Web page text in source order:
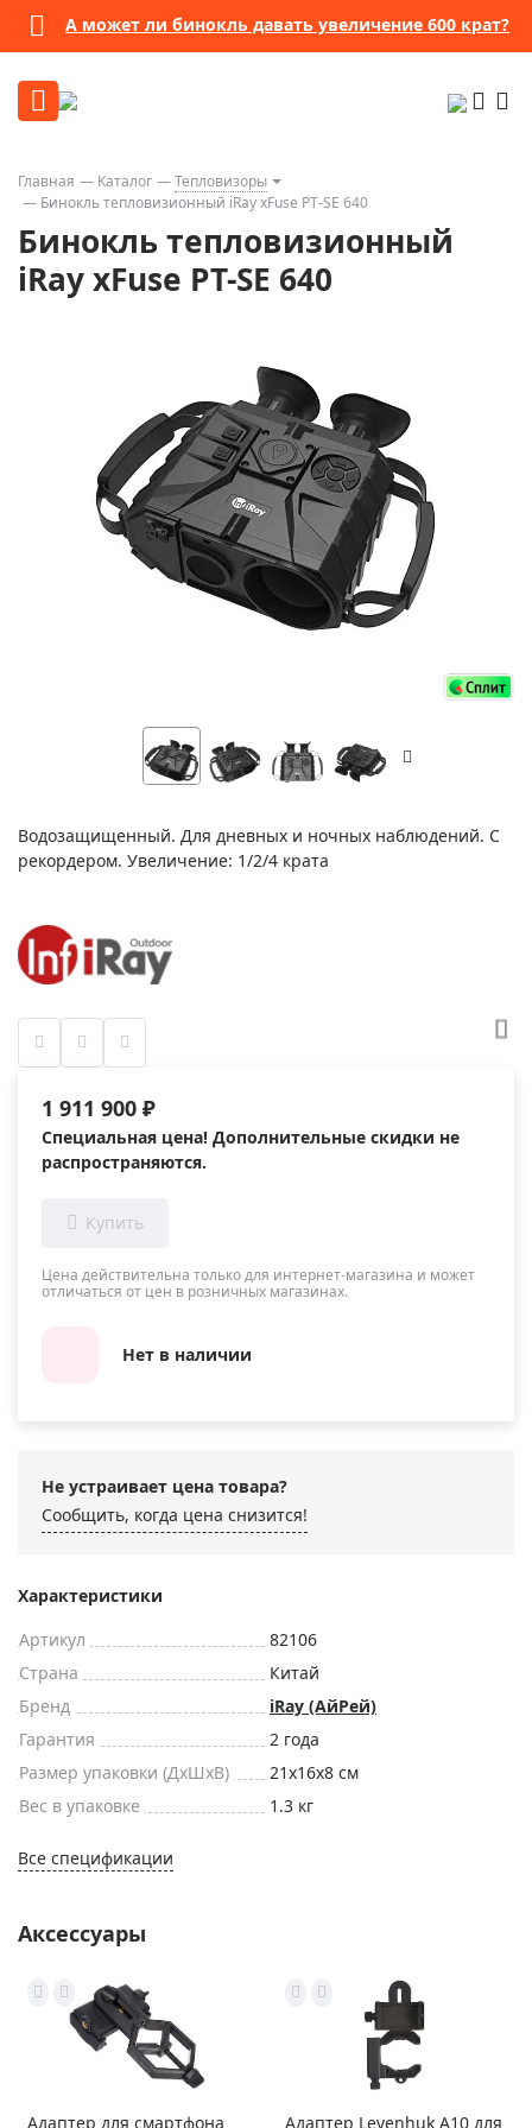
А может ли бинокль давать увеличение 600 крат?
Главная Каталог
Тепловизоры
Бинокль тепловизионный iRay xFuse PT-SE 640
Бинокль тепловизионный
iRay xFuse PT-SE 640
Водозащищенный. Для дневных и ночных наблюдений. С
рекордером. Увеличение: 1/2/4 крата
1 911 900 ₽
Специальная цена! Дополнительные скидки не
распространяются.
Цена действительна только для интернет-магазина и может
отличаться от цен в розничных магазинах.
Нет в наличии
Не устраивает цена товара?
Сообщить, когда цена снизится!
Характеристики
Артикул
82106
Страна
Китай
Бренд
iRay (АйРей)
Гарантия
2 года
Размер упаковки (ДxШxВ)
21x16x8 см
Вес в упаковке
1.3 кг
Все спецификации
Аксессуары
Адаптер для смартфона Адаптер Levenhuk A10 для